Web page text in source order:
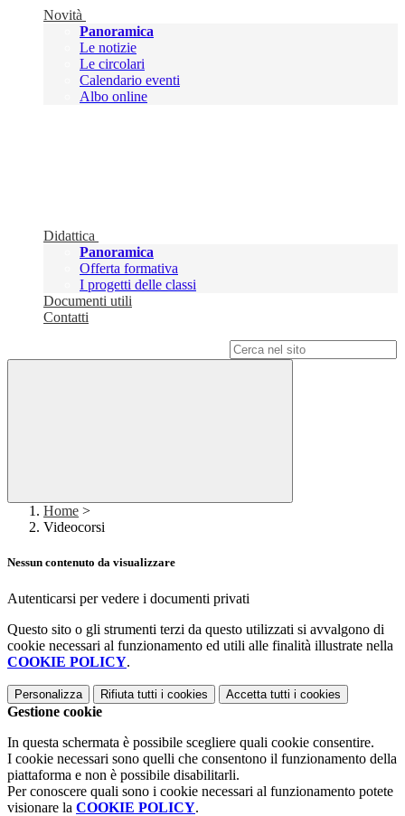
Novità
Panoramica
Le notizie
Le circolari
Calendario eventi
Albo online
Didattica
Panoramica
Offerta formativa
I progetti delle classi
Documenti utili
Contatti
Home >
Videocorsi
Nessun contenuto da visualizzare
Autenticarsi per vedere i documenti privati
Questo sito o gli strumenti terzi da questo utilizzati si avvalgono di
cookie necessari al funzionamento ed utili alle finalità illustrate nella
COOKIE POLICY.
Personalizza Rifiuta tutti i cookies Accetta tutti i cookies
Gestione cookie
In questa schermata è possibile scegliere quali cookie consentire.
I cookie necessari sono quelli che consentono il funzionamento della
piattaforma e non è possibile disabilitarli.
Per conoscere quali sono i cookie necessari al funzionamento potete
visionare la COOKIE POLICY.